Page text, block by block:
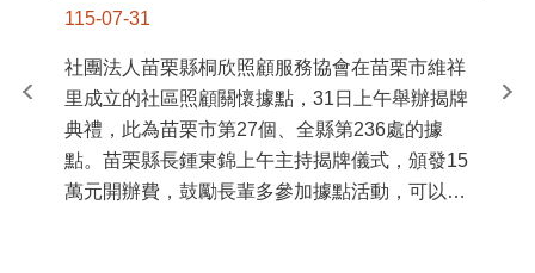
115-07-31
社團法人苗栗縣桐欣照顧服務協會在苗栗市維祥
里成立的社區照顧關懷據點，31日上午舉辦揭牌
典禮，此為苗栗市第27個、全縣第236處的據
點。苗栗縣長鍾東錦上午主持揭牌儀式，頒發15
萬元開辦費，鼓勵長輩多參加據點活動，可以更
苗